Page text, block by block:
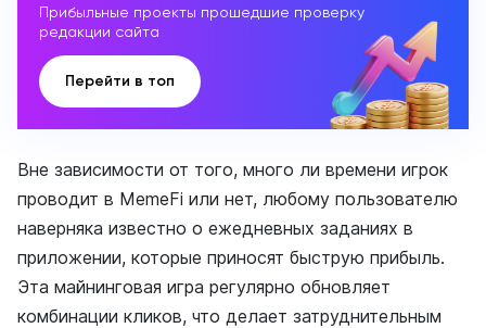
Прибыльные проекты прошедшие проверку
редакции сайта
Перейти в топ
Вне зависимости от того, много ли времени игрок
проводит в MemeFi или нет, любому пользователю
наверняка известно о ежедневных заданиях в
приложении, которые приносят быструю прибыль.
Эта майнинговая игра регулярно обновляет
комбинации кликов, что делает затруднительным